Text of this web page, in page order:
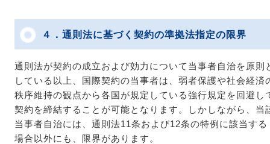
４．通則法に基づく契約の準拠法指定の限界
通則法が契約の成立および効力について当事者自治を原則
している以上、国際契約の当事者は、弱者保護や社会経済
秩序維持の観点から各国が規定している強行規定を回避し
契約を締結することが可能となります。しかしながら、当
当事者自治には、通則法11条および12条の特例に該当する
場合以外にも、限界があります。